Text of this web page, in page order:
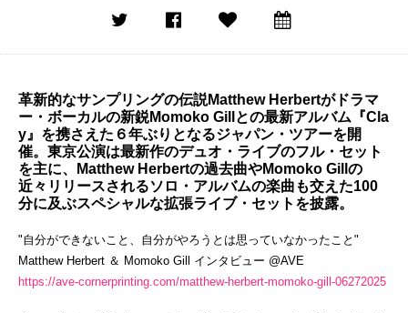
革新的なサンプリングの伝説Matthew Herbertがドラマ
ー・ボーカルの新鋭Momoko Gillとの最新アルバム『Cla
y』を携さえた６年ぶりとなるジャパン・ツアーを開
催。東京公演は最新作のデュオ・ライブのフル・セット
を主に、Matthew Herbertの過去曲やMomoko Gillの
近々リリースされるソロ・アルバムの楽曲も交えた100
分に及ぶスペシャルな拡張ライブ・セットを披露。
"自分ができないこと、自分がやろうとは思っていなかったこと"
Matthew Herbert ＆ Momoko Gill インタビュー @AVE
https://ave-cornerprinting.com/matthew-herbert-momoko-gill-06272025